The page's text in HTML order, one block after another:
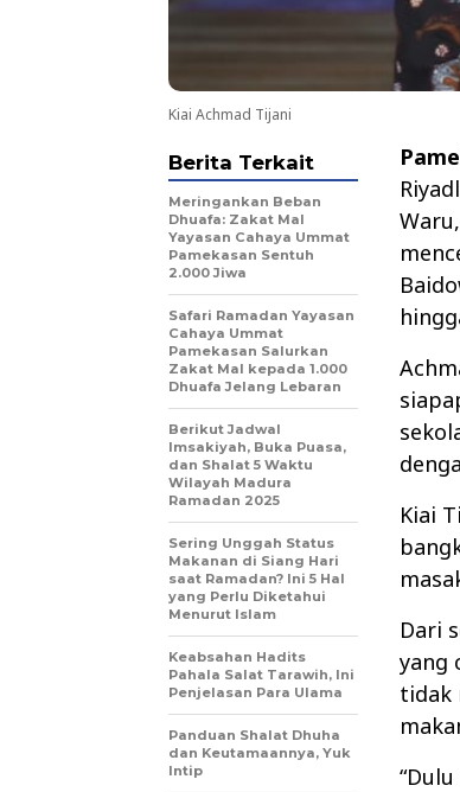
Kiai Achmad Tijani
Kiai
Dari
yang
tidak
Berita Terkait
Meringankan Beban
Dhuafa: Zakat Mal
Yayasan Cahaya Ummat
Pamekasan Sentuh
2.000 Jiwa
Safari Ramadan Yayasan
Cahaya Ummat
Pamekasan Salurkan
Zakat Mal kepada 1.000
Dhuafa Jelang Lebaran
Berikut Jadwal
Imsakiyah, Buka Puasa,
dan Shalat 5 Waktu
Wilayah Madura
Ramadan 2025
Sering Unggah Status
Makanan di Siang Hari
saat Ramadan? Ini 5 Hal
yang Perlu Diketahui
Menurut Islam
Keabsahan Hadits
Pahala Salat Tarawih, Ini
Penjelasan Para Ulama
Panduan Shalat Dhuha
dan Keutamaannya, Yuk
Intip